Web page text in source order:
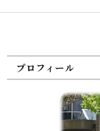
プロフィール